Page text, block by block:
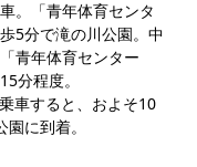
。「青年体育センタ
5分で滝の川公園。中
青年体育センター
分程度。
車すると、およそ10
に到着。